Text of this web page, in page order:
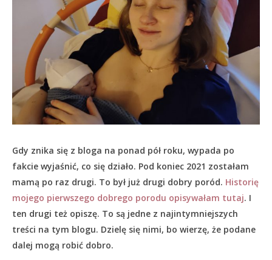
Gdy znika się z bloga na ponad pół roku, wypada po
fakcie wyjaśnić, co się działo. Pod koniec 2021 zostałam
mamą po raz drugi. To był już drugi dobry poród. Historię
mojego pierwszego dobrego porodu opisywałam tutaj. I
ten drugi też opiszę. To są jedne z najintymniejszych
treści na tym blogu. Dzielę się nimi, bo wierzę, że podane
dalej mogą robić dobro.